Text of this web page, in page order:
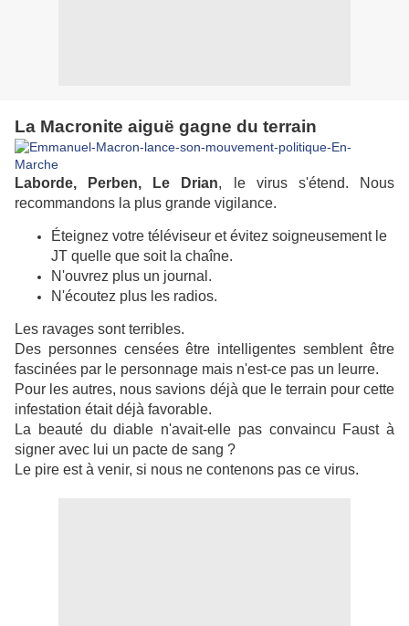
La Macronite aiguë gagne du terrain
Laborde, Perben, Le Drian, le virus s'étend. Nous
recommandons la plus grande vigilance.
Éteignez votre téléviseur et évitez soigneusement le
JT quelle que soit la chaîne.
N'ouvrez plus un journal.
N'écoutez plus les radios.
Les ravages sont terribles.
Des personnes censées être intelligentes semblent être
fascinées par le personnage mais n'est-ce pas un leurre.
Pour les autres, nous savions déjà que le terrain pour cette
infestation était déjà favorable.
La beauté du diable n'avait-elle pas convaincu Faust à
signer avec lui un pacte de sang ?
Le pire est à venir, si nous ne contenons pas ce virus.